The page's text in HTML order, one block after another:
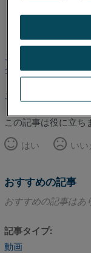
英語
この記事は翻訳され
クしてください。
このページのトップへ
この記事は役に立ち
はい
いい
おすすめの記事
おすすめの記事はあ
記事タイプ
動画